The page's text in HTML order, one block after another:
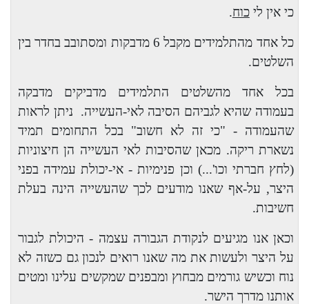
כי אין ליכוח.
כל אחד מהתלמידים מקבל 6 מדבקות ומסתובב בחדר בין
השלטים.
בכל אחד מהשלטים התלמידים מדביקים מדבקה
בעמודה שהיא לגביהם הסיבה לאי-העשייה.
ניתן לראות
שהעמודה - "כי זה לא חשוב" בכל התחומים תמיד
נשארת ריקה. מכאן שהסיבות לאי העשייה הן חיצוניות
(לחץ חברתי וכו'...) וכן פנימיות - אי-יכולת עמידה בפני
היצר, על-אף שאנו מודעים לכך שהעשייה הינה בעלת
חשיבות.
וכאן אנו מגיעים לנקודת הגבורה עצמה - היכולת לגבור
על היצר ולעשות את מה שאנו רואים לנכון גם כשזה לא
נוח וכשיש גורמים מבחוץ ומבפנים שמקשים עלינו ומטים
אותנו מדרך הישר.